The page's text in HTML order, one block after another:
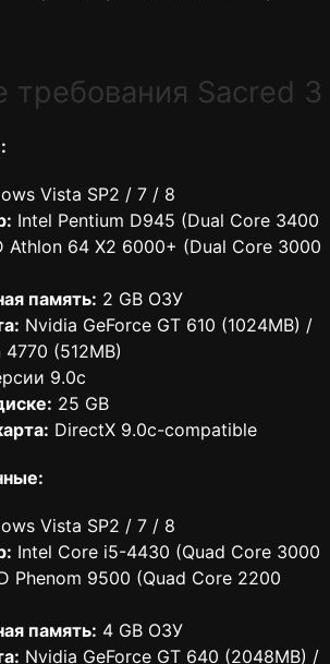
требования Sacred 3
Vista SP2 / 7 / 8
Intel Pentium D945 (Dual Core 3400
Athlon 64 X2 6000+ (Dual Core 3000
память: 2 GB ОЗУ
Nvidia GeForce GT 610 (1024MB) /
4770 (512MB)
9.0c
25 GB
DirectX 9.0c-compatible
Vista SP2 / 7 / 8
Intel Core i5-4430 (Quad Core 3000
Phenom 9500 (Quad Core 2200
память: 4 GB ОЗУ
Nvidia GeForce GT 640 (2048MB) /